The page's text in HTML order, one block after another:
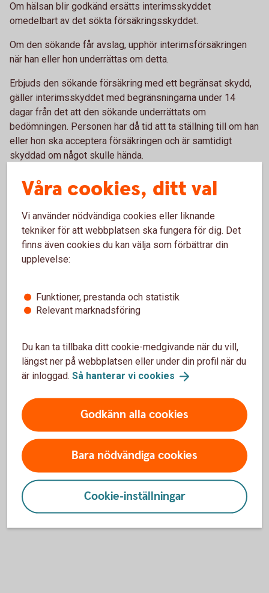
Om hälsan blir godkänd ersätts interimsskyddet
omedelbart av det sökta försäkringsskyddet.
Om den sökande får avslag, upphör interimsförsäkringen
när han eller hon underrättas om detta.
Erbjuds den sökande försäkring med ett begränsat skydd,
gäller interimsskyddet med begränsningarna under 14
dagar från det att den sökande underrättats om
bedömningen. Personen har då tid att ta ställning till om han
eller hon ska acceptera försäkringen och är samtidigt
skyddad om något skulle hända.
Fullt arbetsför
Fullt arbetsför är det enklaste hälsoprövningssättet, det
används för grupper av anställda eller i speciella
pensionsplaner.
arbetsgivaren intygar fullt arbetsför för de anställda.
Försäkringsskyddet börjar då gälla från och med dagen
Regler förhälsoprövning
För att se detta innehåll behöver du först
godkänna cookies för Funktioner, prestanda
Våra cookies, ditt val
Vi använder nödvändiga cookies eller liknande
tekniker för att webbplatsen ska fungera för dig. Det
finns även cookies du kan välja som förbättrar din
upplevelse:
Funktioner, prestanda och statistik
Relevant marknadsföring
Du kan ta tillbaka ditt cookie-medgivande när du vill,
längst ner på webbplatsen eller under din profil när du
är inloggad. Så hanterar vi cookies
Godkänn alla cookies
Bara nödvändiga cookies
Cookie-inställningar